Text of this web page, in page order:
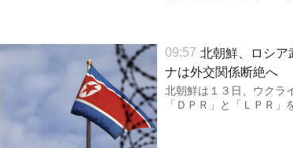
09:57 北朝鮮、ロシ
ナは外交関係断絶へ
北朝鮮は１３日、ウクラ
「ＤＰＲ」と「ＬＰＲ」